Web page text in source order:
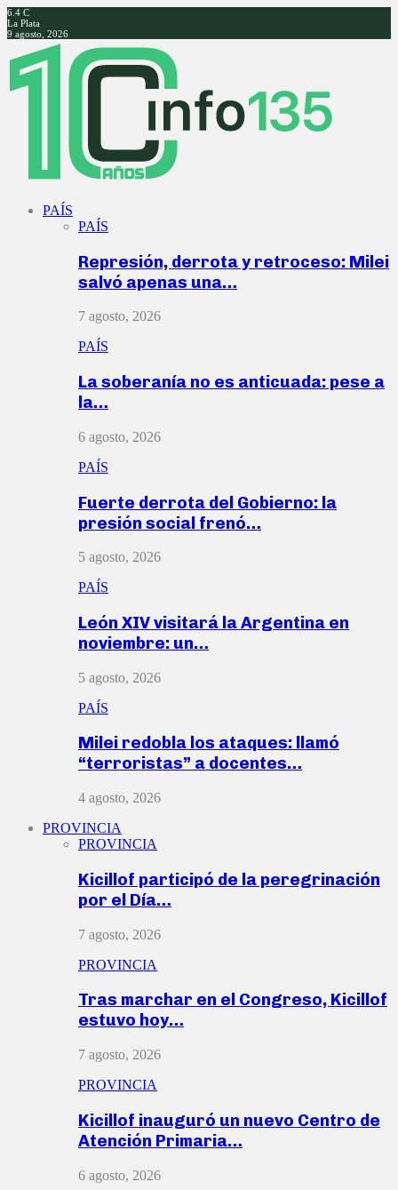
6.4 C
La Plata
9 agosto, 2026
Facebook
Twitter
Instagram
Youtube
PAÍS
PAÍS
Represión, derrota y retroceso: Milei
salvó apenas una…
7 agosto, 2026
PAÍS
La soberanía no es anticuada: pese a
la…
6 agosto, 2026
PAÍS
Fuerte derrota del Gobierno: la
presión social frenó…
5 agosto, 2026
PAÍS
León XIV visitará la Argentina en
noviembre: un…
5 agosto, 2026
PAÍS
Milei redobla los ataques: llamó
“terroristas” a docentes…
4 agosto, 2026
PROVINCIA
PROVINCIA
Kicillof participó de la peregrinación
por el Día…
7 agosto, 2026
PROVINCIA
Tras marchar en el Congreso, Kicillof
estuvo hoy…
7 agosto, 2026
PROVINCIA
Kicillof inauguró un nuevo Centro de
Atención Primaria…
6 agosto, 2026